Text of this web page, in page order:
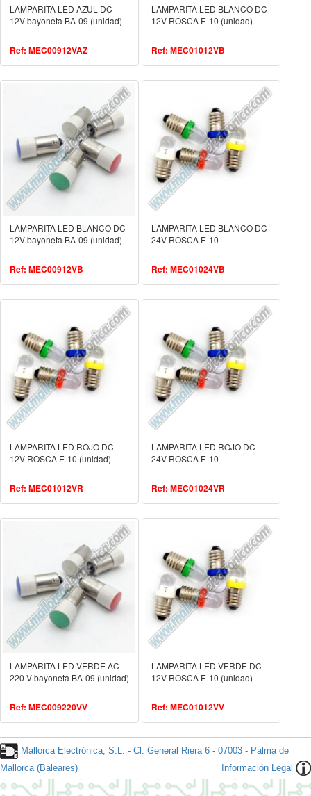
LAMPARITA LED AZUL DC
12V bayoneta BA-09 (unidad)
Ref: MEC00912VAZ
LAMPARITA LED BLANCO DC
12V ROSCA E-10 (unidad)
Ref: MEC01012VB
LAMPARITA LED BLANCO DC
12V bayoneta BA-09 (unidad)
Ref: MEC00912VB
LAMPARITA LED BLANCO DC
24V ROSCA E-10
Ref: MEC01024VB
LAMPARITA LED ROJO DC
12V ROSCA E-10 (unidad)
Ref: MEC01012VR
LAMPARITA LED ROJO DC
24V ROSCA E-10
Ref: MEC01024VR
LAMPARITA LED VERDE AC
220 V bayoneta BA-09 (unidad)
Ref: MEC009220VV
LAMPARITA LED VERDE DC
12V ROSCA E-10 (unidad)
Ref: MEC01012VV
Mallorca Electrónica, S.L. - Cl. General Riera 6 - 07003 - Palma de
Mallorca (Baleares)
Información Legal